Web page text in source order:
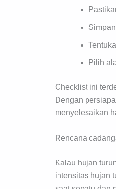
Pilih
Checklist ini
Dengan
menyelesaikan
Rencana
Kalau hujan
intensitas hujan